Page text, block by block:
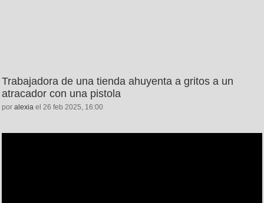
Trabajadora de una tienda ahuyenta a gritos a un
atracador con una pistola
por alexia el 26 feb 2025, 16:00